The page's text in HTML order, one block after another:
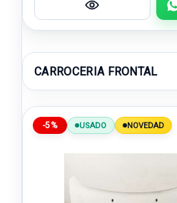
CARROCERIA FRONTAL
-5% USADO NOVEDAD